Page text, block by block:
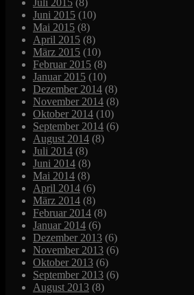
Juli 2015 (8)
Juni 2015 (10)
Mai 2015 (8)
April 2015 (8)
März 2015 (10)
Februar 2015 (8)
Januar 2015 (10)
Dezember 2014 (8)
November 2014 (8)
Oktober 2014 (10)
September 2014 (6)
August 2014 (8)
Juli 2014 (8)
Juni 2014 (8)
Mai 2014 (8)
April 2014 (6)
März 2014 (8)
Februar 2014 (8)
Januar 2014 (6)
Dezember 2013 (6)
November 2013 (6)
Oktober 2013 (6)
September 2013 (6)
August 2013 (8)